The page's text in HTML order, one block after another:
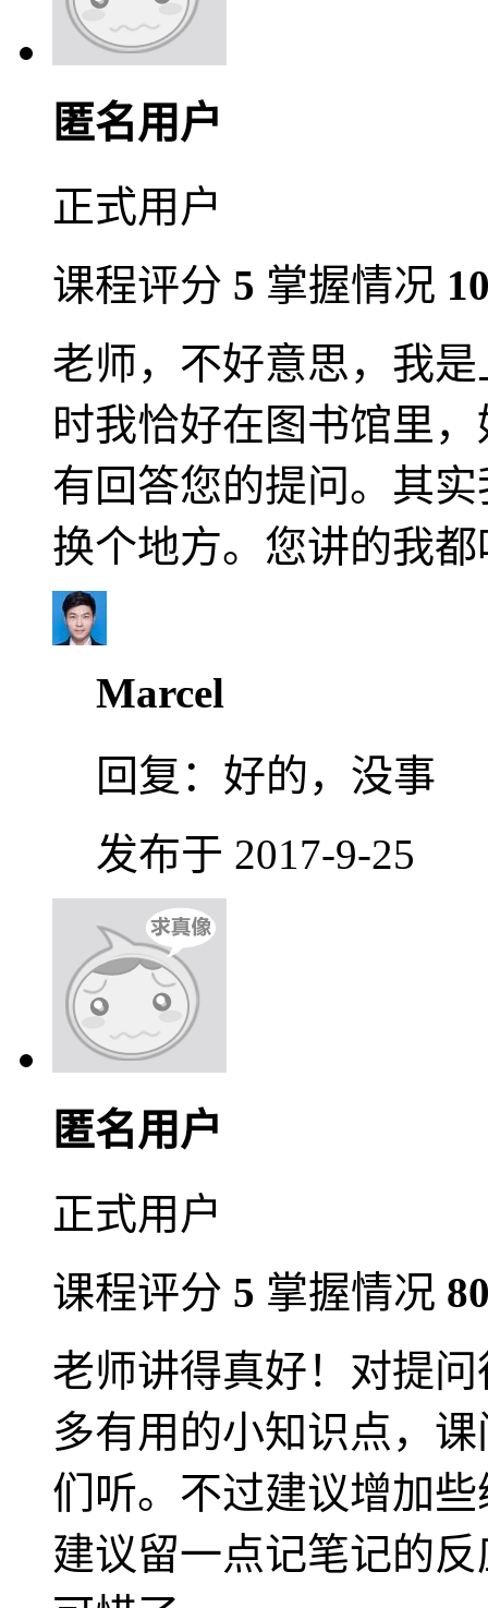
匿名用户
正式用户
课程评分 5 掌握情况
老师，不好意思，我
时我恰好在图书馆里
有回答您的提问。其
换个地方。您讲的我
Marcel
回复： 好的，没事
发布于 2017-9-25
匿名用户
正式用户
课程评分 5 掌握情况
老师讲得真好！对提
多有用的小知识点，
们听。不过建议增加
建议留一点记笔记的